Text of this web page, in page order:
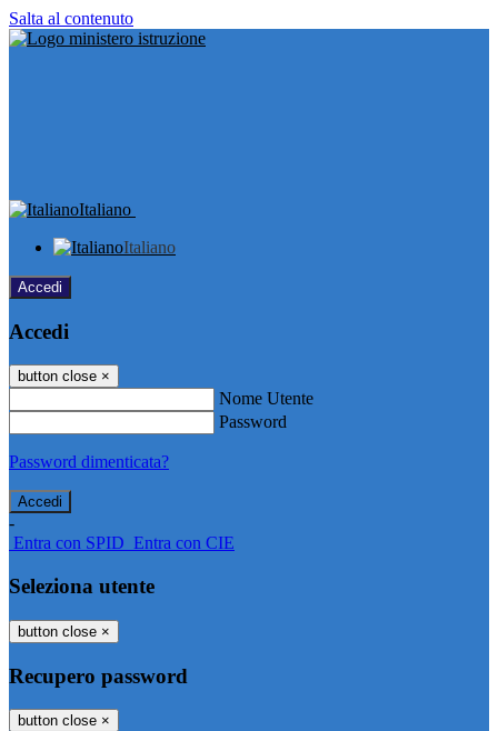
Salta al contenuto
Italiano
Italiano
Accedi
Accedi
button close ×
Nome Utente
Password
Password dimenticata?
-
Entra con SPID Entra con CIE
Seleziona utente
button close ×
Recupero password
button close ×